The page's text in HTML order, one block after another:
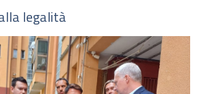
legalità